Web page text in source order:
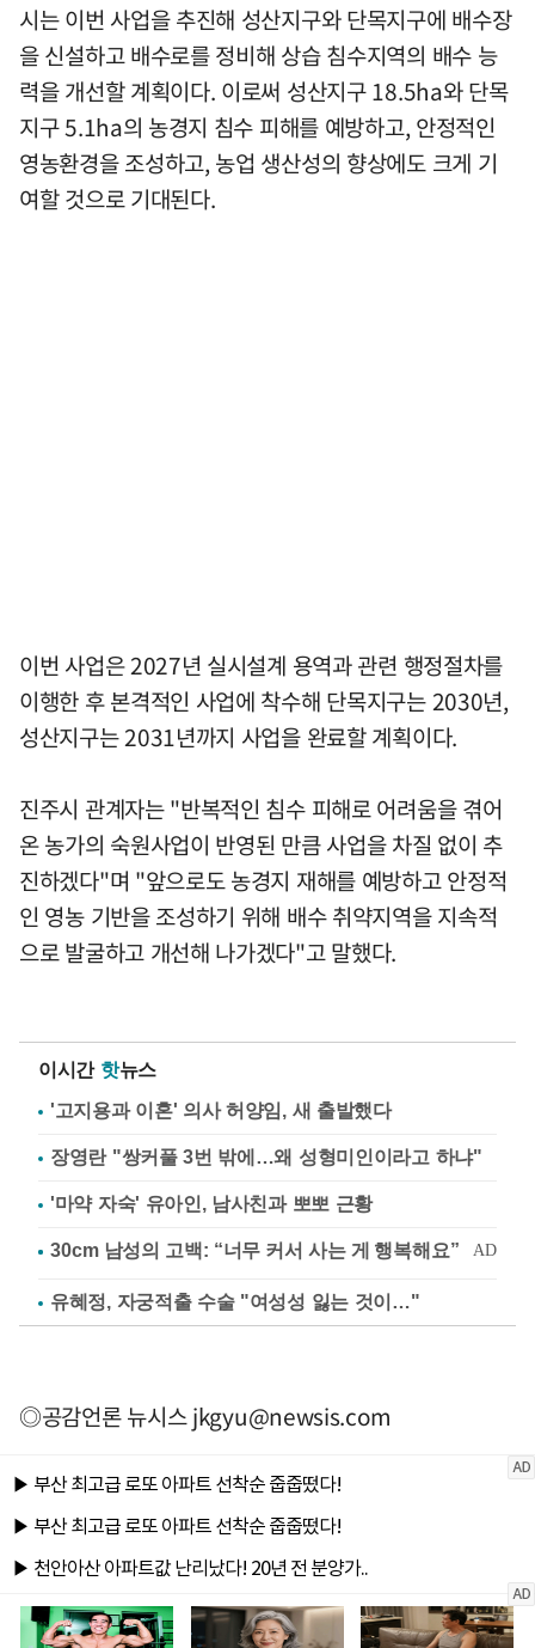
시는 이번 사업을 추진해 성산지구와 단목지구에 배수장
을 신설하고 배수로를 정비해 상습 침수지역의 배수 능
력을 개선할 계획이다. 이로써 성산지구 18.5ha와 단목
지구 5.1ha의 농경지 침수 피해를 예방하고, 안정적인
영농환경을 조성하고, 농업 생산성의 향상에도 크게 기
여할 것으로 기대된다.
이번 사업은 2027년 실시설계 용역과 관련 행정절차를
이행한 후 본격적인 사업에 착수해 단목지구는 2030년,
성산지구는 2031년까지 사업을 완료할 계획이다.
진주시 관계자는 "반복적인 침수 피해로 어려움을 겪어
온 농가의 숙원사업이 반영된 만큼 사업을 차질 없이 추
진하겠다"며 "앞으로도 농경지 재해를 예방하고 안정적
인 영농 기반을 조성하기 위해 배수 취약지역을 지속적
으로 발굴하고 개선해 나가겠다"고 말했다.
이시간 핫뉴스
'고지용과 이혼' 의사 허양임, 새 출발했다
장영란 "쌍커풀 3번 밖에…왜 성형미인이라고 하냐"
'마약 자숙' 유아인, 남사친과 뽀뽀 근황
유혜정, 자궁적출 수술 "여성성 잃는 것이…"
◎공감언론 뉴시스jkgyu@newsis.com